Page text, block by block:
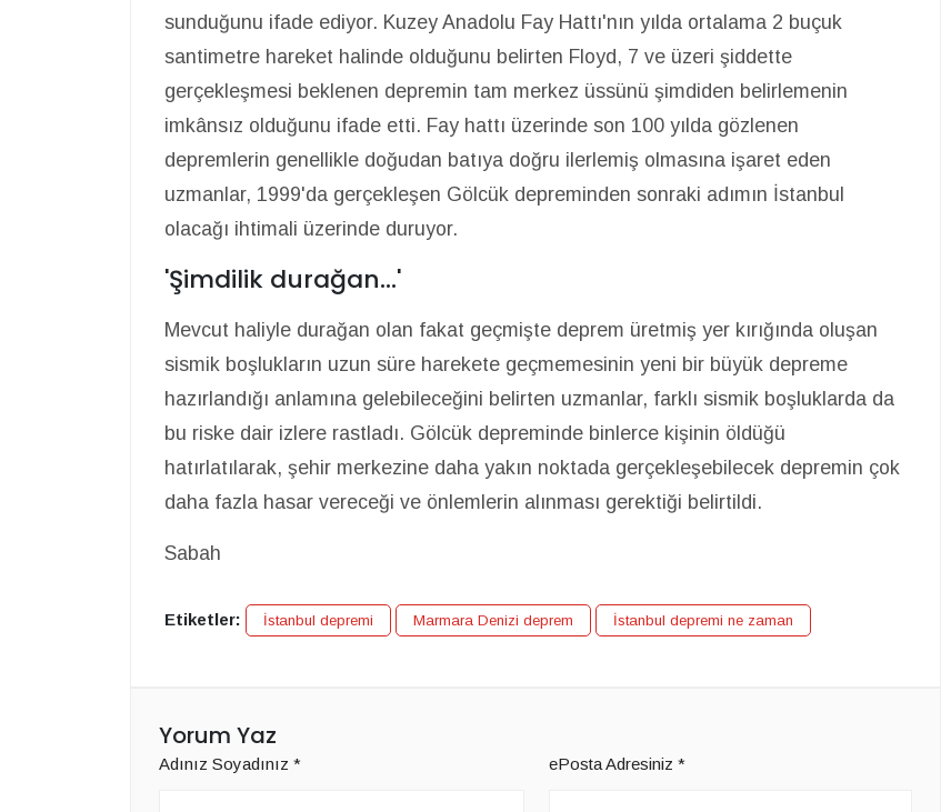
sunduğunu ifade ediyor. Kuzey Anadolu Fay Hattı'nın yılda ortalama 2 buçuk
santimetre hareket halinde olduğunu belirten Floyd, 7 ve üzeri şiddette
gerçekleşmesi beklenen depremin tam merkez üssünü şimdiden belirlemenin
imkânsız olduğunu ifade etti. Fay hattı üzerinde son 100 yılda gözlenen
depremlerin genellikle doğudan batıya doğru ilerlemiş olmasına işaret eden
uzmanlar, 1999'da gerçekleşen Gölcük depreminden sonraki adımın İstanbul
olacağı ihtimali üzerinde duruyor.
'Şimdilik durağan...'
Mevcut haliyle durağan olan fakat geçmişte deprem üretmiş yer kırığında oluşan
sismik boşlukların uzun süre harekete geçmemesinin yeni bir büyük depreme
hazırlandığı anlamına gelebileceğini belirten uzmanlar, farklı sismik boşluklarda da
bu riske dair izlere rastladı. Gölcük depreminde binlerce kişinin öldüğü
hatırlatılarak, şehir merkezine daha yakın noktada gerçekleşebilecek depremin çok
daha fazla hasar vereceği ve önlemlerin alınması gerektiği belirtildi.
Sabah
Etiketler: İstanbul depremi Marmara Denizi deprem İstanbul depremi ne zaman
Yorum Yaz
Adınız Soyadınız * ePosta Adresiniz *